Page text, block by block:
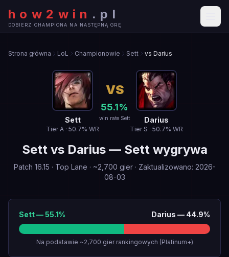
how2win . pl
DOBIERZ CHAMPIONA NA NASTĘPNĄ GRĘ
Strona główna LoL Championowie Sett vs Darius
Sett
TierA · 50.7% WR
VS
55.1%
win rate Sett Darius
Tier S · 50.7% WR
Settvs Darius— Sett wygrywa
Patch 16.15 · Top Lane · ~2,700 gier· Zaktualizowano: 2026-
08-03
Sett—55.1% Darius — 44.9%
Na podstawie ~2,700 gier rankingowych (Platinum+)